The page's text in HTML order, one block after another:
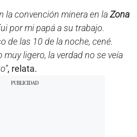
la convención minera en laZona
por mi papá a su trabajo.
de las 10 de la noche, cené.
muy ligero, la verdad no se veía
, relata.